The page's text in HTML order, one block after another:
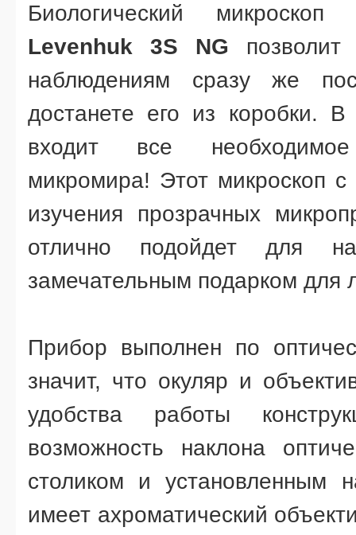
Биологический
Levenhuk 3S NG позволит
наблюдениям сразу же
достанете его из коробки. В
входит все
микромира! Этот микроскоп
изучения прозрачных
отлично подойдет для
замечательным подарком для
Прибор выполнен по
значит, что окуляр и
удобства работы
возможность наклона
столиком и установленным
имеет ахроматический